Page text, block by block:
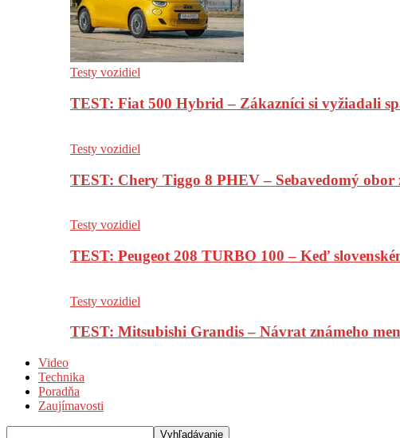
Testy vozidiel
TEST: Fiat 500 Hybrid – Zákazníci si vyžiadali
Testy vozidiel
TEST: Chery Tiggo 8 PHEV – Sebavedomý obor
Testy vozidiel
TEST: Peugeot 208 TURBO 100 – Keď
Testy vozidiel
TEST: Mitsubishi Grandis – Návrat známeho
Video
Technika
Poradňa
Zaujímavosti